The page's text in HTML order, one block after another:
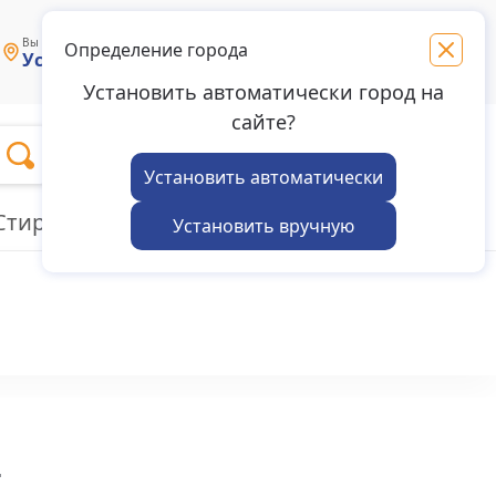
Вы выбрали магазин в городе:
Усолье-Сибирское
Определение города
Установить автоматически город на
сайте?
Установить автоматически
Установить вручную
Избранное
машины Пылесосы